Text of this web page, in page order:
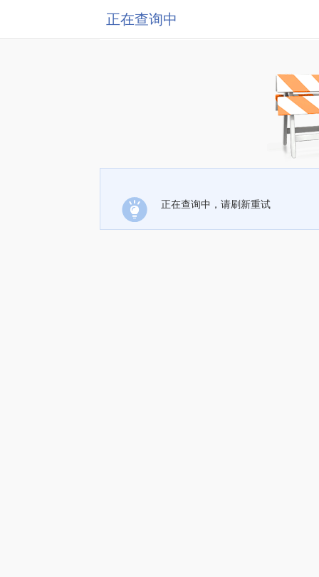
正在查询中
正在查询中，请刷新重试